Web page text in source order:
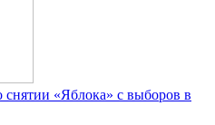
«Яблока» с выборов в